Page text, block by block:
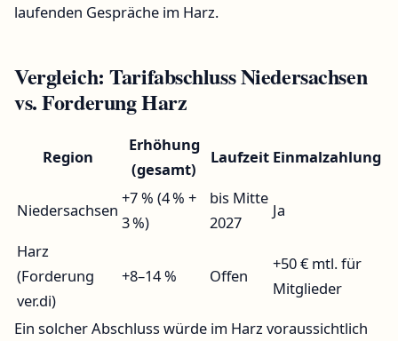
laufenden Gespräche im Harz.
Vergleich: Tarifabschluss Niedersachsen
vs. Forderung Harz
Region
Erhöhung
(gesamt)
Laufzeit Einmalzahlung
Niedersachsen
+7 % (4 % +
3 %)
bis Mitte
2027
Ja
Harz
(Forderung
ver.di)
+8–14 % Offen
+50 € mtl. für
Mitglieder
Ein solcher Abschluss würde im Harz voraussichtlich